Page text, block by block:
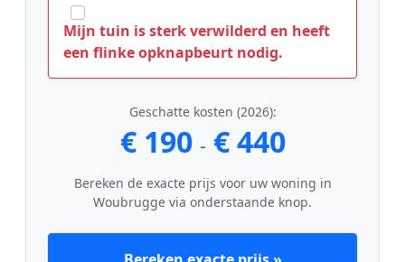
Mijn tuin is sterk verwilderd en heeft
een flinke opknapbeurt nodig.
Geschatte kosten (2026):
€ 190 - € 440
Bereken de exacte prijs voor uw woning in
Woubrugge via onderstaande knop.